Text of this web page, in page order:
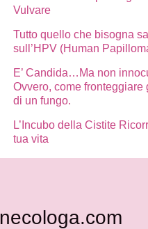
Vulvare
Tutto quello che bisogna
sull’HPV (Human
E’ Candida…Ma non
Ovvero, come fronteggiare
di un fungo.
L’Incubo della Cistite
tua vita